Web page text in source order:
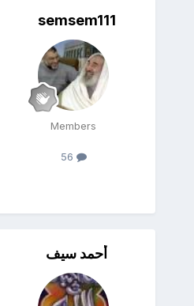
semsem111
Members
أحمد سيف